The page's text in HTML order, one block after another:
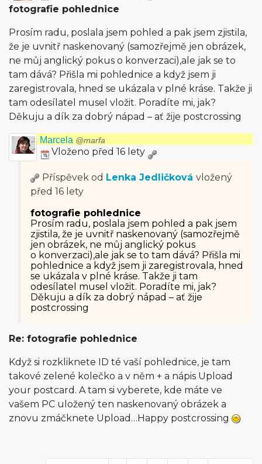
fotografie pohlednice
Prosím radu, poslala jsem pohled a pak jsem zjistila,
že je uvnitř naskenovaný (samozřejmě jen obrázek,
ne můj anglický pokus o konverzaci),ale jak se to
tam dává? Přišla mi pohlednice a když jsem ji
zaregistrovala, hned se ukázala v plné kráse. Takže ji
tam odesílatel musel vložit. Poradíte mi, jak?
Děkuju a dík za dobrý nápad – ať žije postcrossing
Marcela @marfa
Vloženo před 16 lety
Příspěvek od Lenka Jedličková vložený
před 16 lety
fotografie pohlednice
Prosím radu, poslala jsem pohled a pak jsem
zjistila, že je uvnitř naskenovaný (samozřejmě
jen obrázek, ne můj anglický pokus
o konverzaci),ale jak se to tam dává? Přišla mi
pohlednice a když jsem ji zaregistrovala, hned
se ukázala v plné kráse. Takže ji tam
odesílatel musel vložit. Poradíte mi, jak?
Děkuju a dík za dobrý nápad – ať žije
postcrossing
Re: fotografie pohlednice
Když si rozkliknete ID té vaší pohlednice, je tam
takové zelené kolečko a v něm + a nápis Upload
your postcard. A tam si vyberete, kde máte ve
vašem PC uložený ten naskenovaný obrázek a
znovu zmáčknete Upload…Happy postcrossing